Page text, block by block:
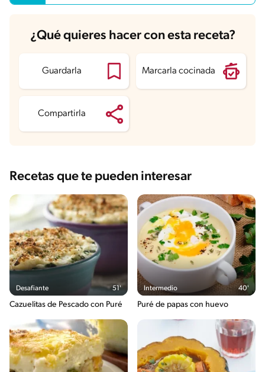
¿Qué quieres hacer con esta receta?
Guardarla Marcarla cocinada
Compartirla
Recetas que te pueden interesar
Desafiante 51'
Cazuelitas de Pescado con Puré
Intermedio 40'
Puré de papas con huevo